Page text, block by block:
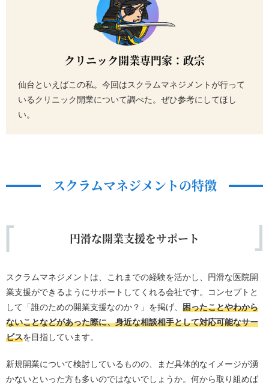
クリニック開業専門家：政宗
仙台といえばこの私。今回はスクラムマネジメントが行って
いるクリニック開業について調べた。ぜひ参考にしてほし
い。
スクラムマネジメントの特徴
円滑な開業支援をサポート
スクラムマネジメントは、これまでの経験を活かし、円滑な医院開
業支援ができるようにサポートしてくれる会社です。コンセプトと
して「誰のための開業支援なのか？」を掲げ、 困ったことやわから
ないことなどがあった際に、身近な相談相手として対応可能なサー
ビスを目指しています。
新規開業について検討しているものの、まだ具体的なイメージが湧
かないといった方も多いのではないでしょうか。何から取り組めば